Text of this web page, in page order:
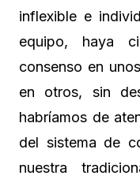
inflexible e
equipo, haya
consenso en
en otros, sin
habríamos de
del sistema de
nuestra